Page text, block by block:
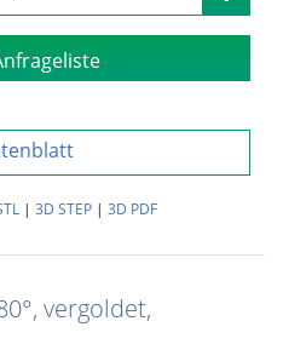
| 3D STEP| 3D PDF
vergoldet,